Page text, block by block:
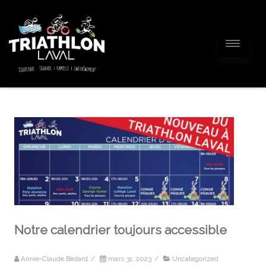
Notre calendrier toujours accessible
Annie-Claude Bédard / mars 31, 2023 / Uncategorized